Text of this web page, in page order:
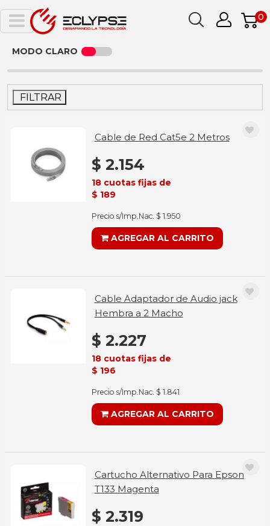
0
MODO CLARO
FILTRAR
Cable de Red Cat5e 2 Metros
$ 2.154
18 cuotas fijas de
$ 189
Precio s/Imp.Nac. $ 1.950
AGREGAR AL CARRITO
Cable Adaptador de Audio jack
Hembra a 2 Macho
$ 2.227
18 cuotas fijas de
$ 196
Precio s/Imp.Nac. $ 1.841
AGREGAR AL CARRITO
Cartucho Alternativo Para Epson
T133 Magenta
$ 2.319